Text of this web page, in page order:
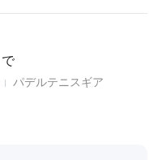
で
パデルテニスギア